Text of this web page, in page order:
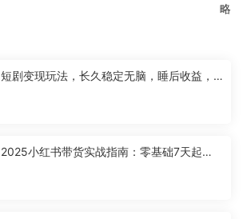
略
短剧变现玩法，长久稳定无脑，睡后收益，
2025小红书带货实战指南：零基础7天起